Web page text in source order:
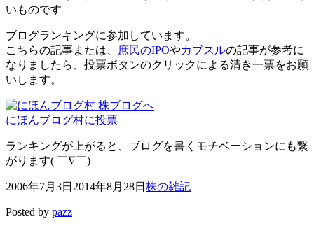
いものです
ブログランキングに参加しています。
こちらの記事または、
庶民のIPOやカブスルの記事が参考に
なりましたら、投票ボタンのクリックによる清き一票をお願
いします。
にほんブログ村に投票
ランキングが上がると、ブログを書くモチベーションにも繋
がります( ￣∇￣)
2006年7月3日 2014年8月28日 株の雑記
Posted by pazz